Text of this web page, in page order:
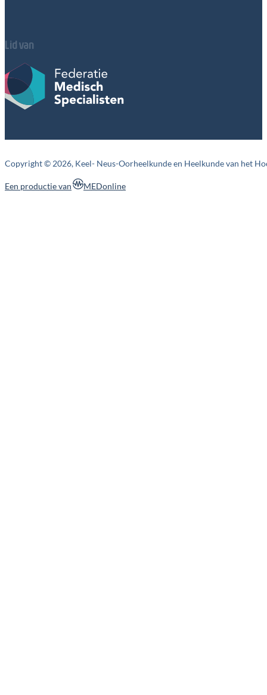
Lid van
Copyright © 2026, Keel- Neus-Oorheelkunde en Heelkunde van het
MEDonline